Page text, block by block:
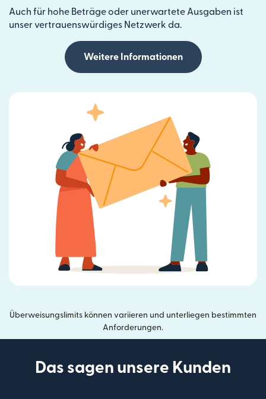
Auch für hohe Beträge oder unerwartete Ausgaben ist
unser vertrauenswürdiges Netzwerk da.
Weitere Informationen
Überweisungslimits können variieren und unterliegen bestimmten
Anforderungen.
Das sagen unsere Kunden